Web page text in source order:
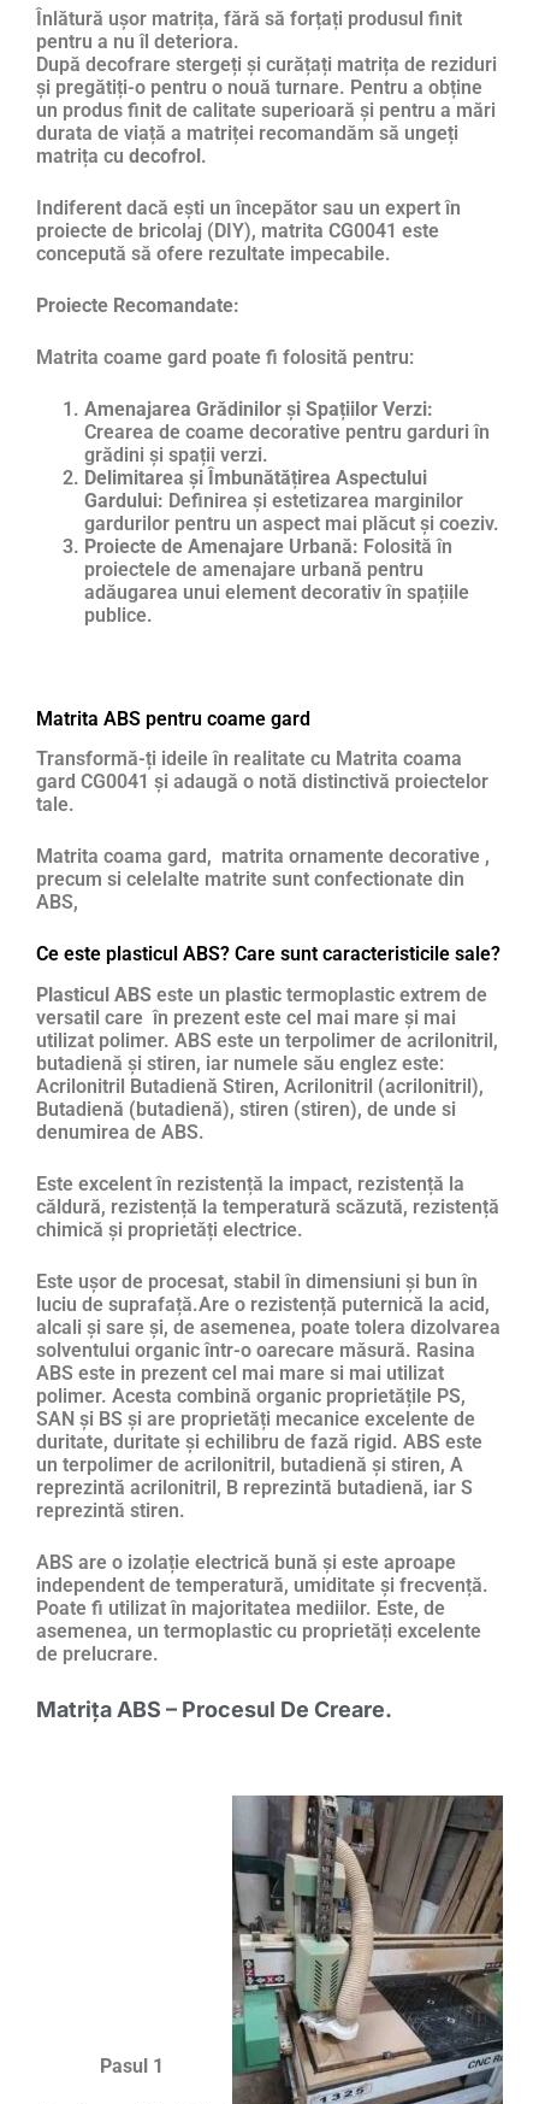
Înlătură ușor matrița, fără să forțați produsul finit
pentru a nu îl deteriora.
După decofrare stergeți și curățați matrița de reziduri
și pregătiți-o pentru o nouă turnare. Pentru a obține
un produs finit de calitate superioară și pentru a mări
durata de viață a matriței recomandăm să ungeți
matrița cu decofrol.
Indiferent dacă ești un începător sau un expert în
proiecte de bricolaj (DIY), matrita CG0041 este
concepută să ofere rezultate impecabile.
Proiecte Recomandate:
Matrita coame gard poate fi folosită pentru:
Amenajarea Grădinilor și Spațiilor Verzi:
Crearea de coame decorative pentru garduri în
grădini și spații verzi.
Delimitarea și Îmbunătățirea Aspectului
Gardului: Definirea și estetizarea marginilor
gardurilor pentru un aspect mai plăcut și coeziv.
Proiecte de Amenajare Urbană: Folosită în
proiectele de amenajare urbană pentru
adăugarea unui element decorativ în spațiile
publice.
Matrita ABS pentru coame gard
Transformă-ți ideile în realitate cu Matrita coama
gard CG0041 și adaugă o notă distinctivă proiectelor
tale.
Matrita coama gard, matrita ornamente decorative ,
precum si celelalte matrite sunt confectionate din
ABS,
Ce este plasticul ABS? Care sunt caracteristicile sale?
Plasticul ABS este un plastic termoplastic extrem de
versatil care în prezent este cel mai mare și mai
utilizat polimer. ABS este un terpolimer de acrilonitril,
butadienă și stiren, iar numele său englez este:
Acrilonitril Butadienă Stiren, Acrilonitril (acrilonitril),
Butadienă (butadienă), stiren (stiren), de unde si
denumirea de ABS.
Este excelent în rezistență la impact, rezistență la
căldură, rezistență la temperatură scăzută, rezistență
chimică și proprietăți electrice.
Este ușor de procesat, stabil în dimensiuni și bun în
luciu de suprafață.Are o rezistență puternică la acid,
alcali și sare și, de asemenea, poate tolera dizolvarea
solventului organic într-o oarecare măsură. Rasina
ABS este in prezent cel mai mare si mai utilizat
polimer. Acesta combină organic proprietățile PS,
SAN și BS și are proprietăți mecanice excelente de
duritate, duritate și echilibru de fază rigid. ABS este
un terpolimer de acrilonitril, butadienă și stiren, A
reprezintă acrilonitril, B reprezintă butadienă, iar S
reprezintă stiren.
ABS are o izolație electrică bună și este aproape
independent de temperatură, umiditate și frecvență.
Poate fi utilizat în majoritatea mediilor. Este, de
asemenea, un termoplastic cu proprietăți excelente
de prelucrare.
Matrița ABS – Procesul De Creare.
Pasul 1